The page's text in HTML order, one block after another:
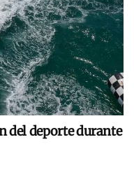
del deporte durante